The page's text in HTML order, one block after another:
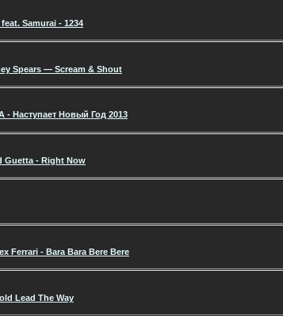
Samurai - 1234
Spears — Scream & Shout
Наступает Новый Год 2013
Guetta - Right Now
Ferrari - Bara Bara Bere Bere
Lead The Way